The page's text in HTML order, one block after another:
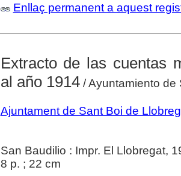
Enllaç permanent a aquest
Extracto de las cuentas
al año 1914/ Ayuntamiento de
Ajuntament de Sant Boi de
San Baudilio : Impr. El Llobregat,
8 p. ; 22 cm